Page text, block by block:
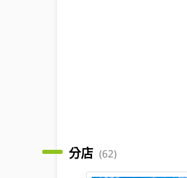
分店 (62)